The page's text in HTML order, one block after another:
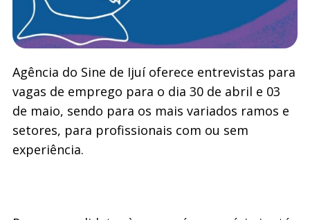
Agência do Sine de Ijuí oferece entrevistas para
vagas de emprego para o dia 30 de abril e 03
de maio, sendo para os mais variados ramos e
setores, para profissionais com ou sem
experiência.